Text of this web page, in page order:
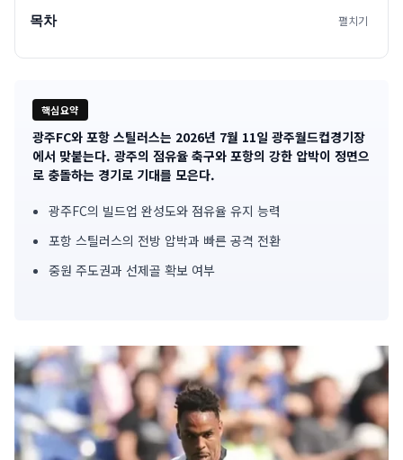
목차 펼치기
핵심요약
기
사
핵
심
광주FC와 포항 스틸러스는 2026년 7월 11일 광주월드컵경기장
에서 맞붙는다. 광주의 점유율 축구와 포항의 강한 압박이 정면으
로 충돌하는 경기로 기대를 모은다.
광주FC의 빌드업 완성도와 점유율 유지 능력
포항 스틸러스의 전방 압박과 빠른 공격 전환
중원 주도권과 선제골 확보 여부